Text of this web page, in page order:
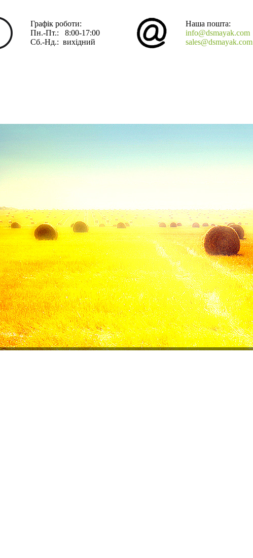
Графік роботи:
Пн.-Пт.: 8:00-17:00
Сб.-Нд.: вихідний
Наша пошта:
info@dsmayak.com
sales@dsmayak.com